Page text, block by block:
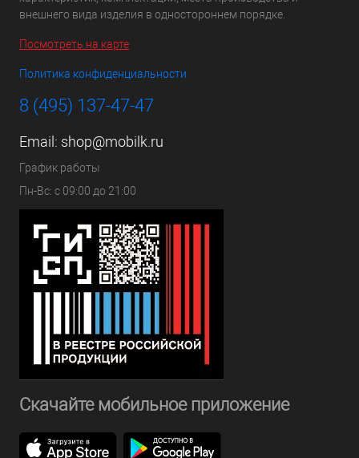
внешнего вида изделия в одностороннем порядке.
Посмотреть на карте
Политика конфиденциальности
8 (495) 137-47-47
Email: shop@mobilk.ru
График работы
Пн-Вс: с 09:00 до 21:00
Скачайте мобильное приложение